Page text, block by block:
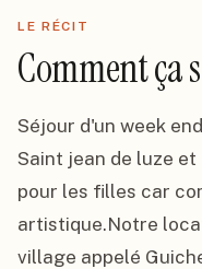
LE RÉCIT
Comment ça
Séjour d'un week
Saint jean de luze
pour les filles car
artistique.Notre
village appelé